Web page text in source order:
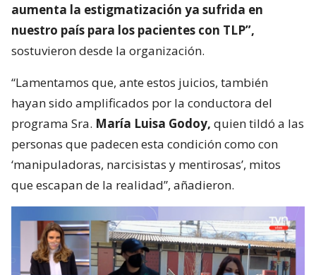
aumenta la estigmatización ya sufrida en
nuestro país para los pacientes con TLP”,
sostuvieron desde la organización.
“Lamentamos que, ante estos juicios, también
hayan sido amplificados por la conductora del
programa Sra. María Luisa Godoy, quien tildó a las
personas que padecen esta condición como con
‘manipuladoras, narcisistas y mentirosas’, mitos
que escapan de la realidad”, añadieron.